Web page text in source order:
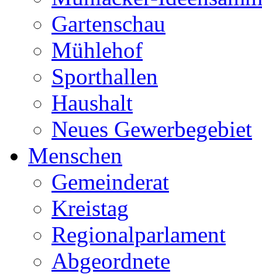
Gartenschau
Mühlehof
Sporthallen
Haushalt
Neues Gewerbegebiet
Menschen
Gemeinderat
Kreistag
Regionalparlament
Abgeordnete